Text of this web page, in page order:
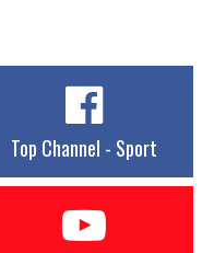
Top Channel - Sport